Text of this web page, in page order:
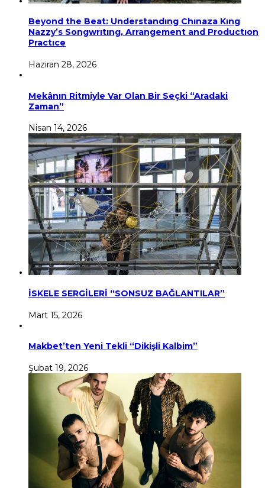
Beyond the Beat: Understandıng Chınaza Kıng
Nazzy’s Songwrıtıng, Arrangement and Productıon
Practıce
Haziran 28, 2026
Mekânın Ritmiyle Var Olan Bir Seçki “Aradaki
Zaman”
Nisan 14, 2026
İSKELE SERGİLERİ “SONSUZ BAĞLANTILAR”
Mart 15, 2026
Makbet’ten Yeni Tekli “Dikişli Kalbim”
Şubat 19, 2026